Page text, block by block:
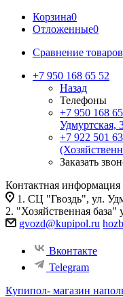
Корзина0
Отложенные0
Сравнение товаров
+7 950 168 65 52
Назад
Телефоны
+7 950 168
Удмуртская,
+7 922 501 63
Заказать
Контактная информация
1. СЦ "Гвоздь", ул.
2. "Хозяйственная
gvozd@kupipol.ru
Вконтакте
Telegram
Купипол- магазин